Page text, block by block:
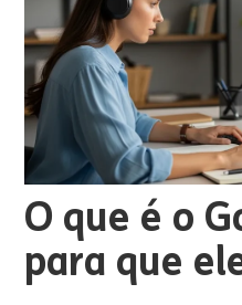
O que é o
para que